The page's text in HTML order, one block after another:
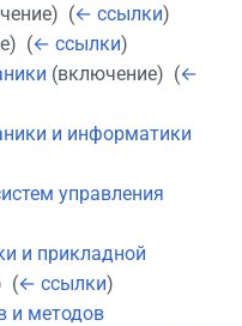
(← ссылки)
(← ссылки)
(включение) ‎ (←
и информатики
управления
и прикладной
(← ссылки)
и методов